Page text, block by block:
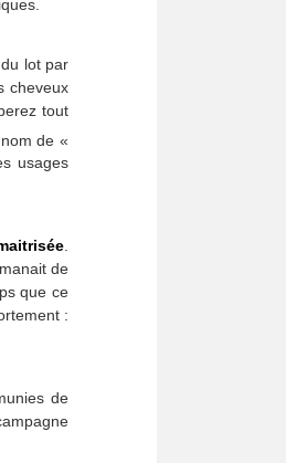
lot par
cheveux
tout
de «
usages
de
que ce
:
de